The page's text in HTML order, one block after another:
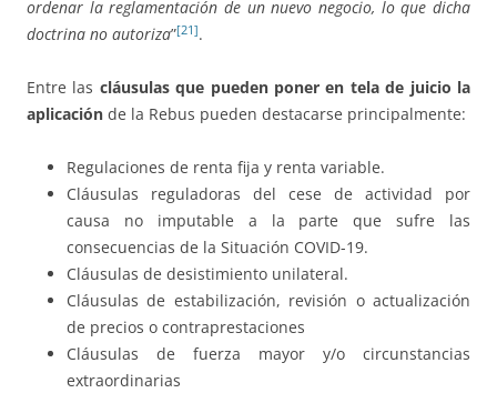
ordenar la reglamentación de un nuevo negocio, lo que dicha
doctrina no autoriza”[21].
Entre las cláusulas que pueden poner en tela de juicio la
aplicación de la Rebus pueden destacarse principalmente:
Regulaciones de renta fija y renta variable.
Cláusulas reguladoras del cese de actividad por
causa no imputable a la parte que sufre las
consecuencias de la Situación COVID-19.
Cláusulas de desistimiento unilateral.
Cláusulas de estabilización, revisión o actualización
de precios o contraprestaciones
Cláusulas de fuerza mayor y/o circunstancias
extraordinarias